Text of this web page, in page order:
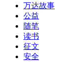
万达故事
公益
随笔
读书
征文
安全